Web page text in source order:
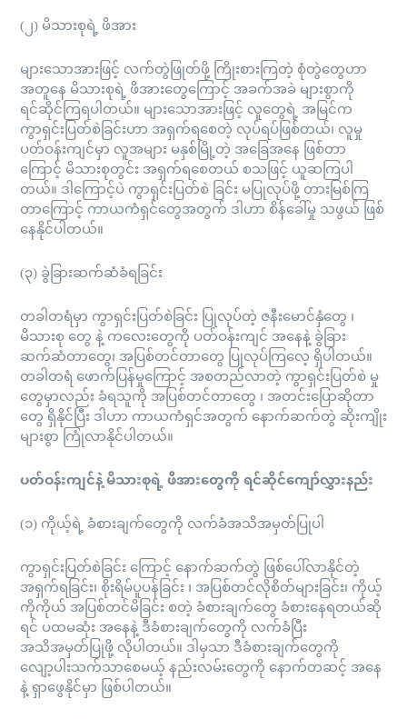
(၂) မိသားစုရဲ့ ဖိအား
များသောအားဖြင့် လက်တွဲဖြုတ်ဖို့ ကြိုးစားကြတဲ့ စုံတွဲတွေဟာ
အတူနေ မိသားစုရဲ့ ဖိအားတွေကြောင့် အခက်အခဲ များစွာကို
ရင်ဆိုင်ကြရပါတယ်။ များသောအားဖြင့် လူတွေရဲ့ အမြင်က
ကွာရှင်းပြတ်စဲခြင်းဟာ အရှက်ရစေတဲ့ လုပ်ရပ်ဖြစ်တယ်၊ လူမှု
ပတ်ဝန်းကျင်မှာ လူအများ မနှစ်မြို့တဲ့ အခြေအနေ ဖြစ်တာ
ကြောင့် မိသားစုတွင်း အရှက်ရစေတယ် စသဖြင့် ယူဆကြပါ
တယ်။ ဒါကြောင့်ပဲ ကွာရှင်းပြတ်စဲ ခြင်း မပြုလုပ်ဖို့ တားမြစ်ကြ
တာကြောင့် ကာယကံရှင်တွေအတွက် ဒါဟာ စိန်ခေါ်မှု သဖွယ် ဖြစ်
နေနိုင်ပါတယ်။
(၃) ခွဲခြားဆက်ဆံခံရခြင်း
တခါတရံမှာ ကွာရှင်းပြတ်စဲခြင်း ပြုလုပ်တဲ့ ဇနီးမောင်နှံတွေ ၊
မိသားစု တွေ နဲ့ ကလေးတွေကို ပတ်ဝန်းကျင် အနေနဲ့ ခွဲခြား
ဆက်ဆံတာတွေ၊ အပြစ်တင်တာတွေ ပြုလုပ်ကြလေ့ ရှိပါတယ်။
တခါတရံ ဖောက်ပြန်မှုကြောင့် အစတည်လာတဲ့ ကွာရှင်းပြတ်စဲ မှု
တွေမှာလည်း ခံရသူကို အပြစ်တင်တာတွေ ၊ အတင်းပြောဆိုတာ
တွေ ရှိနိုင်ပြီး ဒါဟာ ကာယကံရှင်အတွက် နောက်ဆက်တွဲ ဆိုးကျိုး
များစွာ ကြုံလာနိုင်ပါတယ်။
ပတ်ဝန်းကျင်နဲ့ မိသားစုရဲ့ ဖိအားတွေကို ရင်ဆိုင်ကျော်လွှားနည်း
(၁) ကိုယ့်ရဲ့ ခံစားချက်တွေကို လက်ခံအသိအမှတ်ပြုပါ
ကွာရှင်းပြတ်စဲခြင်း ကြောင့် နောက်ဆက်တွဲ ဖြစ်ပေါ်လာနိုင်တဲ့
အရှက်ရခြင်း၊ စိုးရိမ်ပူပန်ခြင်း ၊ အပြစ်တင်လိုစိတ်များခြင်း၊ ကိုယ့်
ကိုကိုယ် အပြစ်တင်မိခြင်း စတဲ့ ခံစားချက်တွေ ခံစားနေရတယ်ဆို
ရင် ပထမဆုံး အနေနဲ့ ဒီခံစားချက်တွေကို လက်ခံပြီး
အသိအမှတ်ပြုဖို့ လိုပါတယ်။ ဒါမှသာ ဒီခံစားချက်တွေကို
လျော့ပါးသက်သာစေမယ့် နည်းလမ်းတွေကို နောက်တဆင့် အနေ
နဲ့ ရှာဖွေနိုင်မှာ ဖြစ်ပါတယ်။